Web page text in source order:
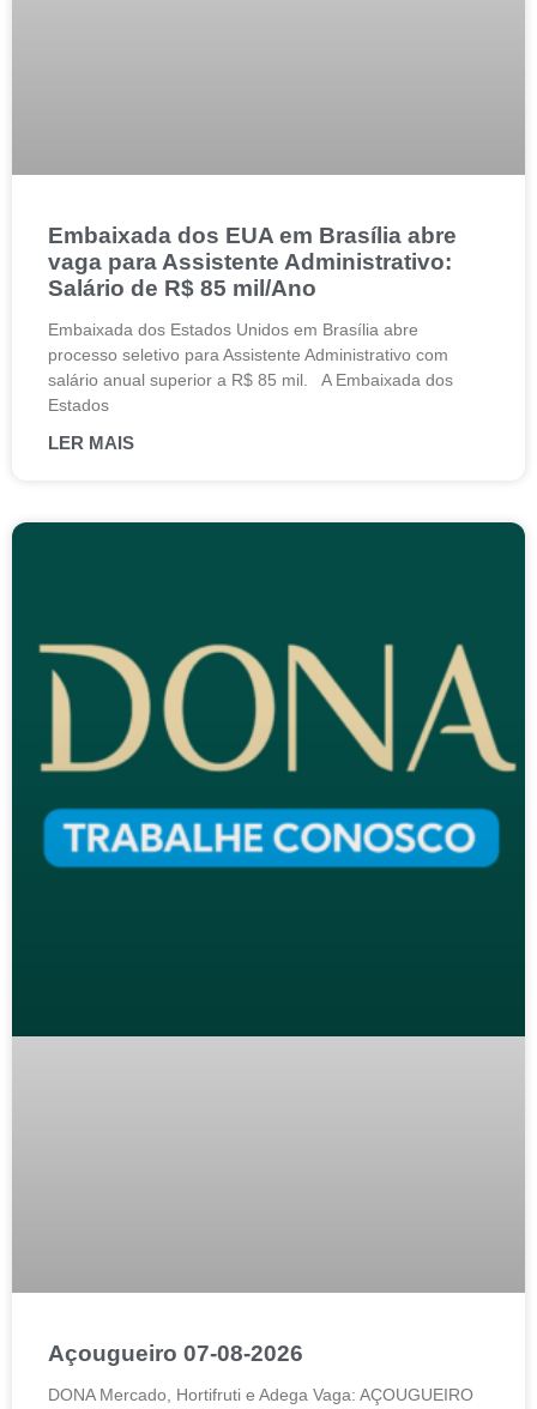
Embaixada dos EUA em Brasília abre
vaga para Assistente Administrativo:
Salário de R$ 85 mil/Ano
Embaixada dos Estados Unidos em Brasília abre
processo seletivo para Assistente Administrativo com
salário anual superior a R$ 85 mil. A Embaixada dos
Estados
LER MAIS
Açougueiro 07-08-2026
DONA Mercado, Hortifruti e Adega Vaga: AÇOUGUEIRO